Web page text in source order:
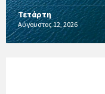
Τετάρτη
Αύγουστος 12, 2026